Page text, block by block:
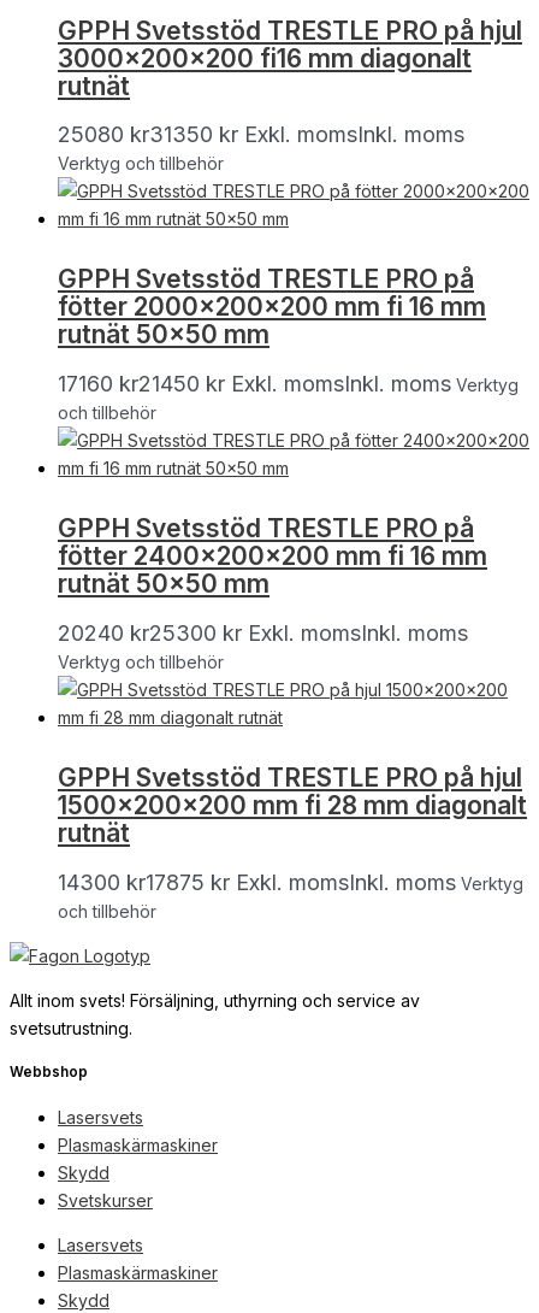
GPPH Svetsstöd TRESTLE PRO på hjul
3000x200x200 fi16 mm diagonalt
rutnät
25080 kr31350 kr Exkl. momsInkl. moms
Verktyg och tillbehör
GPPH Svetsstöd TRESTLE PRO på
fötter 2000x200x200 mm fi 16 mm
rutnät 50×50 mm
17160 kr21450 kr Exkl. momsInkl. moms Verktyg
och tillbehör
GPPH Svetsstöd TRESTLE PRO på
fötter 2400x200x200 mm fi 16 mm
rutnät 50×50 mm
20240 kr25300 kr Exkl. momsInkl. moms
Verktyg och tillbehör
GPPH Svetsstöd TRESTLE PRO på hjul
1500x200x200 mm fi 28 mm diagonalt
rutnät
14300 kr17875 kr Exkl. momsInkl. moms Verktyg
och tillbehör
Allt inom svets! Försäljning, uthyrning och service av
svetsutrustning.
Webbshop
Lasersvets
Plasmaskärmaskiner
Skydd
Svetskurser
Lasersvets
Plasmaskärmaskiner
Skydd